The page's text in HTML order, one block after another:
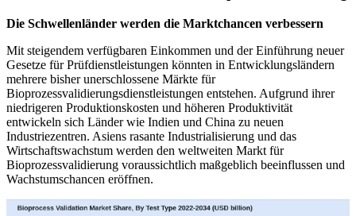
Die Schwellenländer werden die Marktchancen verbessern
Mit steigendem verfügbaren Einkommen und der Einführung neuer
Gesetze für Prüfdienstleistungen könnten in Entwicklungsländern
mehrere bisher unerschlossene Märkte für
Bioprozessvalidierungsdienstleistungen entstehen. Aufgrund ihrer
niedrigeren Produktionskosten und höheren Produktivität
entwickeln sich Länder wie Indien und China zu neuen
Industriezentren. Asiens rasante Industrialisierung und das
Wirtschaftswachstum werden den weltweiten Markt für
Bioprozessvalidierung voraussichtlich maßgeblich beeinflussen und
Wachstumschancen eröffnen.